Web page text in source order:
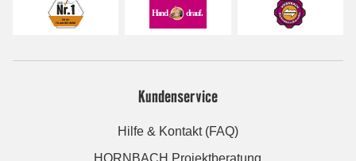
Kundenservice
Hilfe & Kontakt (FAQ)